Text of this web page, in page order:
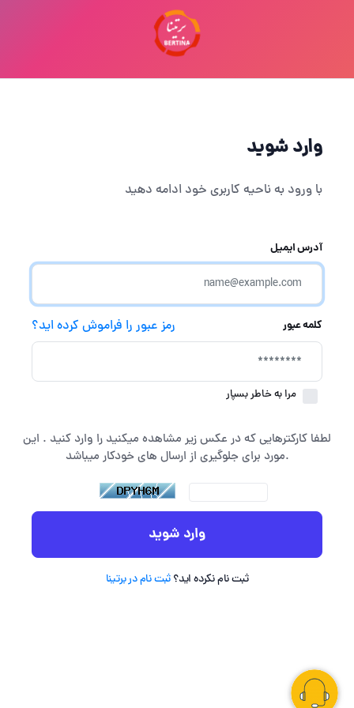
وارد شوید
با ورود به ناحیه کاربری خود ادامه دهید
آدرس ایمیل
کلمه عبور رمز عبور را فراموش کرده اید؟
مرا به خاطر بسپار
لطفا کارکترهایی که در عکس زیر مشاهده میکنید را وارد کنید . این
مورد برای جلوگیری از ارسال های خودکار میباشد.
وارد شوید
ثبت نام نکرده اید؟ثبت نام در برتینا